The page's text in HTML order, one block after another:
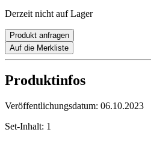
Derzeit nicht auf Lager
Produkt anfragen
Auf die Merkliste
Produktinfos
Veröffentlichungsdatum: 06.10.2023
Set-Inhalt: 1